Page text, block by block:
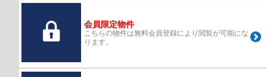
会員限定物件
こちらの物件は無料会員登録により閲覧が可能にな
ります。